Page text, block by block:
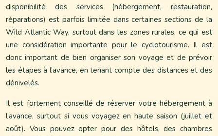
disponibilité des services (hébergement, restauration,
réparations) est parfois limitée dans certaines sections de la
Wild Atlantic Way, surtout dans les zones rurales, ce qui est
une considération importante pour le cyclotourisme. Il est
donc important de bien organiser son voyage et de prévoir
les étapes à l’avance, en tenant compte des distances et des
dénivelés.
Il est fortement conseillé de réserver votre hébergement à
l’avance, surtout si vous voyagez en haute saison (juillet et
août). Vous pouvez opter pour des hôtels, des chambres